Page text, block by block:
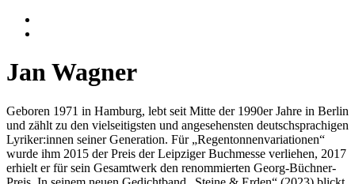
Jan Wagner
Geboren 1971 in Hamburg, lebt seit Mitte der 1990er Jahre in Berlin
und zählt zu den vielseitigsten und angesehensten deutschsprachigen
Lyriker:innen seiner Generation. Für „Regentonnenvariationen“
wurde ihm 2015 der Preis der Leipziger Buchmesse verliehen, 2017
erhielt er für sein Gesamtwerk den renommierten Georg-Büchner-